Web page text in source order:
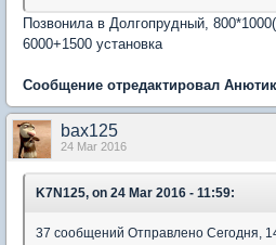
Позвонила в Долгопрудный,
6000+1500 установка
Сообщение отредактировал
bax125
24 Mar 2016
K7N125, on 24 Mar 2016 - 11:59:
37 сообщений Отправлено Сегодня,